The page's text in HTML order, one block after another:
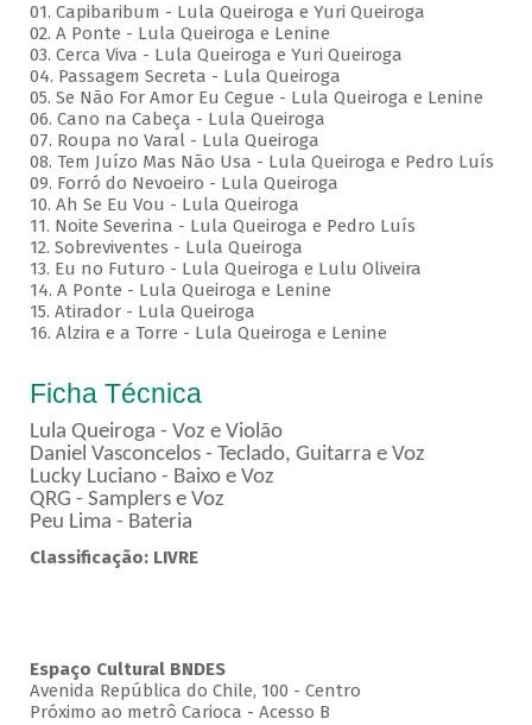
01. Capibaribum - Lula Queiroga e Yuri Queiroga
02. A Ponte - Lula Queiroga e Lenine
03. Cerca Viva - Lula Queiroga e Yuri Queiroga
04. Passagem Secreta - Lula Queiroga
05. Se Não For Amor Eu Cegue - Lula Queiroga e Lenine
06. Cano na Cabeça - Lula Queiroga
07. Roupa no Varal - Lula Queiroga
08. Tem Juízo Mas Não Usa - Lula Queiroga e Pedro Luís
09. Forró do Nevoeiro - Lula Queiroga
10. Ah Se Eu Vou - Lula Queiroga
11. Noite Severina - Lula Queiroga e Pedro Luís
12. Sobreviventes - Lula Queiroga
13. Eu no Futuro - Lula Queiroga e Lulu Oliveira
14. A Ponte - Lula Queiroga e Lenine
15. Atirador - Lula Queiroga
16. Alzira e a Torre - Lula Queiroga e Lenine
Ficha Técnica
Lula Queiroga - Voz e Violão
Daniel Vasconcelos - Teclado, Guitarra e Voz
Lucky Luciano - Baixo e Voz
QRG - Samplers e Voz
Peu Lima - Bateria
Classificação: LIVRE
Espaço Cultural BNDES
Avenida República do Chile, 100 - Centro
Próximo ao metrô Carioca - Acesso B